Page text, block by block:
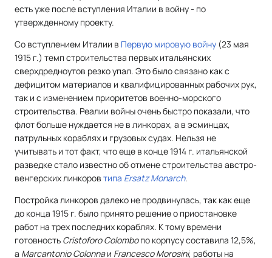
есть уже после вступления Италии в войну - по
утвержденному проекту.
Со вступлением Италии в Первую мировую войну (23 мая
1915 г.) темп строительства первых итальянских
сверхдредноутов резко упал. Это было связано как с
дефицитом материалов и квалифицированных рабочих рук,
так и с изменением приоритетов военно-морского
строительства. Реалии войны очень быстро показали, что
флот больше нуждается не в линкорах, а в эсминцах,
патрульных кораблях и грузовых судах. Нельзя не
учитывать и тот факт, что еще в конце 1914 г. итальянской
разведке стало известно об отмене строительства австро-
венгерских линкоров типа Ersatz Monarch.
Постройка линкоров далеко не продвинулась, так как еще
до конца 1915 г. было принято решение о приостановке
работ на трех последних кораблях. К тому времени
готовность Cristoforo Colomboпо корпусу составила 12,5%,
а Marcantonio Colonnaи Francesco Morosini, работы на